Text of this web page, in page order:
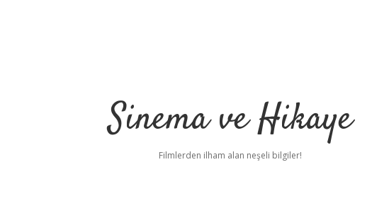
Sinema ve Hikaye
Filmlerden ilham alan neşeli bilgiler!